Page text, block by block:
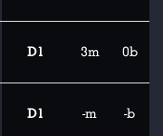
D1 3m 0b
D1 -m -b